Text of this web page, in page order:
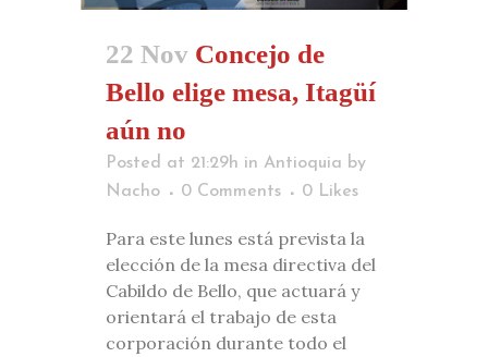
22 Nov Concejo de
Bello elige mesa, Itagüí
aún no
Posted at 21:29h in Antioquia by
Nacho
0 Comments 0 Likes
Para este lunes está prevista la
elección de la mesa directiva del
Cabildo de Bello, que actuará y
orientará el trabajo de esta
corporación durante todo el